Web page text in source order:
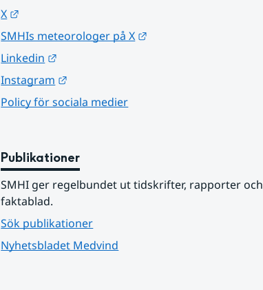
X
SMHIs meteorologer på X
Linkedin
Instagram
Policy för sociala medier
Publikationer
SMHI ger regelbundet ut tidskrifter, rapporter och
faktablad.
Sök publikationer
Nyhetsbladet Medvind